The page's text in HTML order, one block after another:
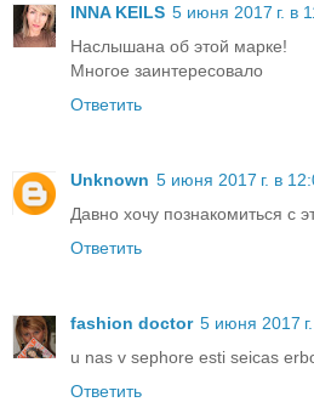
INNA KEILS 5 июня 2017 г. в
Наслышана об этой марке!
Многое заинтересовало
Ответить
Unknown 5 июня 2017 г. в
Давно хочу познакомиться с
Ответить
fashion doctor 5 июня 2017
u nas v sephore esti seicas
Ответить